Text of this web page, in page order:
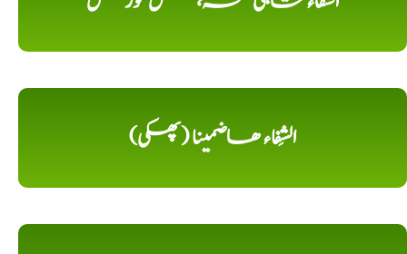
الشِفاء ھاضمینا (پھکی)